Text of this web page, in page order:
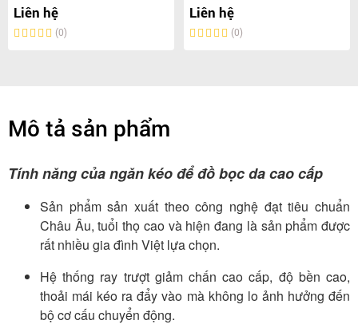
Liên hệ
(0)
Liên hệ
(0)
Mô tả sản phẩm
Tính năng của ngăn kéo để đồ bọc da cao cấp
Sản phẩm sản xuất theo công nghệ đạt tiêu chuẩn
Châu Âu, tuổi thọ cao và hiện đang là sản phẩm được
rất nhiều gia đình Việt lựa chọn.
Hệ thống ray trượt giảm chấn cao cấp, độ bền cao,
thoải mái kéo ra đẩy vào mà không lo ảnh hưởng đến
bộ cơ cấu chuyển động.